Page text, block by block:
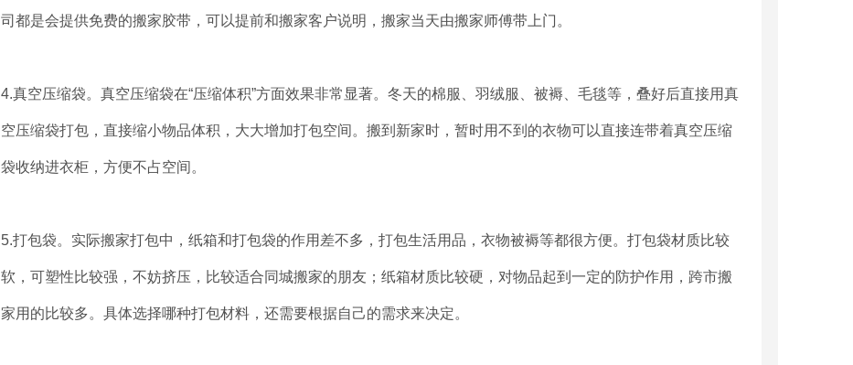
司都是会提供免费的搬家胶带，可以提前和搬家客户说明，搬家当天由搬家师傅带上门。
4.真空压缩袋。真空压缩袋在“压缩体积”方面效果非常显著。冬天的棉服、羽绒服、被褥、毛毯等，叠好后直接用真
空压缩袋打包，直接缩小物品体积，大大增加打包空间。搬到新家时，暂时用不到的衣物可以直接连带着真空压缩
袋收纳进衣柜，方便不占空间。
5.打包袋。实际搬家打包中，纸箱和打包袋的作用差不多，打包生活用品，衣物被褥等都很方便。打包袋材质比较
软，可塑性比较强，不妨挤压，比较适合同城搬家的朋友；纸箱材质比较硬，对物品起到一定的防护作用，跨市搬
家用的比较多。具体选择哪种打包材料，还需要根据自己的需求来决定。